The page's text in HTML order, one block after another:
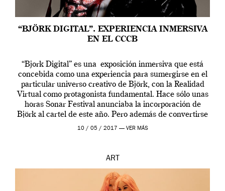
“BJÖRK DIGITAL”. EXPERIENCIA INMERSIVA
EN EL CCCB
“Bjork Digital” es una exposición inmersiva que está
concebida como una experiencia para sumergirse en el
particular universo creativo de Björk, con la Realidad
Virtual como protagonista fundamental. Hace sólo unas
horas Sonar Festival anunciaba la incorporación de
Björk al cartel de este año. Pero además de convertirse
en una de las actuaciones más relevantes […]
10 / 05 / 2017 — VER MÁS
ART